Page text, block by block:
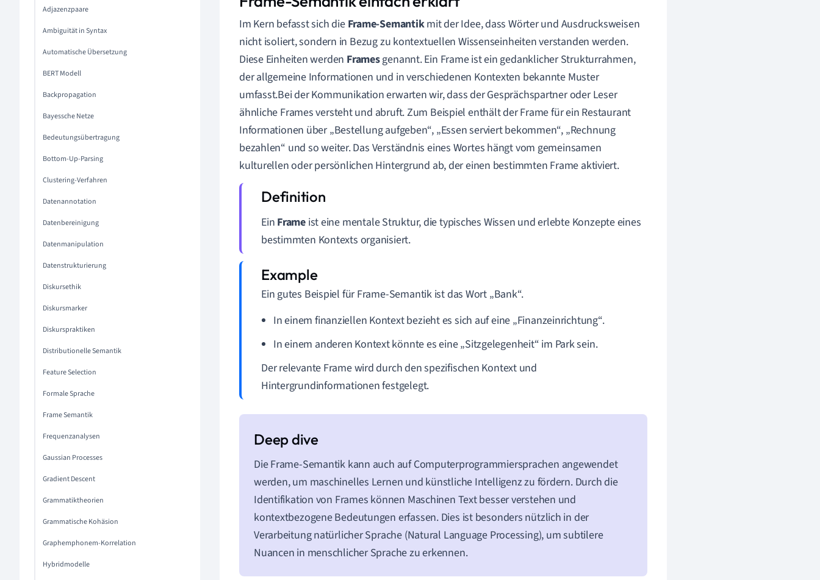
Adjazenzpaare
Ambiguität in Syntax
Automatische Übersetzung
BERT Modell
Backpropagation
Bayessche Netze
Bedeutungsübertragung
Bottom-Up-Parsing
Clustering-Verfahren
Datenannotation
Datenbereinigung
Datenmanipulation
Datenstrukturierung
Diskursethik
Diskursmarker
Diskurspraktiken
Distributionelle Semantik
Feature Selection
Formale Sprache
Frame Semantik
Frequenzanalysen
Gaussian Processes
Gradient Descent
Grammatiktheorien
Grammatische Kohäsion
Graphemphonem-Korrelation
Hybridmodelle
Im Kern befasst sich die Frame-Semantikmit der Idee, dass Wörter und Ausdrucksweisen
nicht isoliert, sondern in Bezug zu kontextuellen Wissenseinheiten verstanden werden.
Diese Einheiten werden Framesgenannt. Ein Frame ist ein gedanklicher Strukturrahmen,
der allgemeine Informationen und in verschiedenen Kontexten bekannte Muster
umfasst.Bei der Kommunikation erwarten wir, dass der Gesprächspartner oder Leser
ähnliche Frames versteht und abruft. Zum Beispiel enthält der Frame für ein Restaurant
Informationen über „Bestellung aufgeben“, „Essen serviert bekommen“, „Rechnung
bezahlen“ und so weiter. Das Verständnis eines Wortes hängt vom gemeinsamen
kulturellen oder persönlichen Hintergrund ab, der einen bestimmten Frame aktiviert.
Ein Frame ist eine mentale Struktur, die typisches Wissen und erlebte Konzepte eines
bestimmten Kontexts organisiert.
Ein gutes Beispiel für Frame-Semantik ist das Wort „Bank“.
In einem finanziellen Kontext bezieht es sich auf eine „Finanzeinrichtung“.
In einem anderen Kontext könnte es eine „Sitzgelegenheit“ im Park sein.
Der relevante Frame wird durch den spezifischen Kontext und
Hintergrundinformationen festgelegt.
Die Frame-Semantik kann auch auf Computerprogrammiersprachen angewendet
werden, um maschinelles Lernen und künstliche Intelligenz zu fördern. Durch die
Identifikation von Frames können Maschinen Text besser verstehen und
kontextbezogene Bedeutungen erfassen. Dies ist besonders nützlich in der
Verarbeitung natürlicher Sprache (Natural Language Processing), um subtilere
Nuancen in menschlicher Sprache zu erkennen.